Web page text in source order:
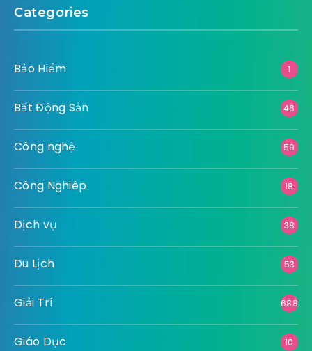
Categories
Bảo Hiểm 1
Bất Động Sản 46
Công nghệ 59
Công Nghiêp 18
Dịch vụ 38
Du Lịch 53
Giải Trí 688
Giáo Dục 10